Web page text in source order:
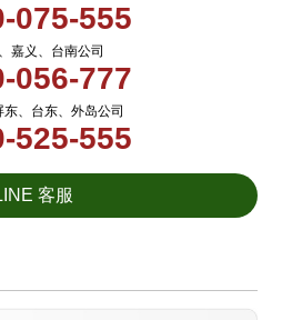
075-555
嘉义、台南公司
056-777
东、台东、外岛公司
525-555
客服